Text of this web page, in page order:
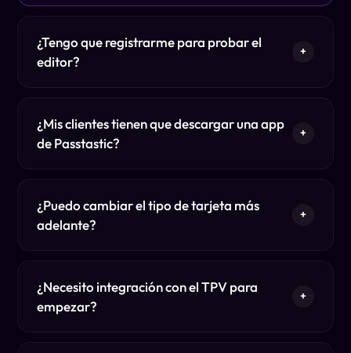
¿Tengo que registrarme para probar el
editor?
+
¿Mis clientes tienen que descargar una app
de Passtastic?
+
¿Puedo cambiar el tipo de tarjeta más
adelante?
+
¿Necesito integración con el TPV para
empezar?
+